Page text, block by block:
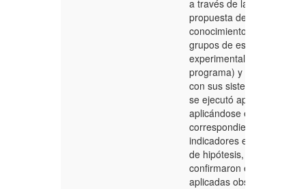
a través de la
propuesta de los
conocimiento. Para tal fin,
grupos de estudio
experimental (a quienes
programa) y de control
con sus sistema de
se ejecutó
aplicándose el pre y
correspondientes, para
indicadores estadísticos y
de hipótesis, los cuales
confirmaron el efecto
aplicadas observado en el